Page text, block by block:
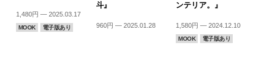
1,480円 — 2025.03.17
MOOK 電子版あり
斗』
960円 — 2025.01.28
ンテリア。』
1,580円 — 2024.12.10
MOOK 電子版あり